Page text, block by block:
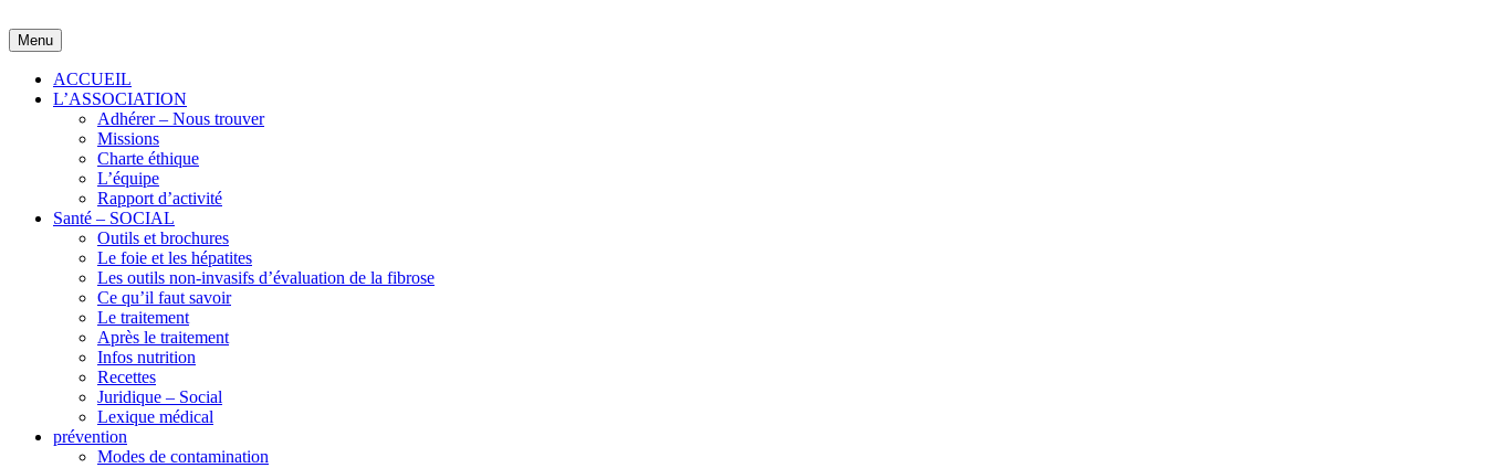
to
content
Menu
ACCUEIL
L’ASSOCIATION
Adhérer – Nous trouver
Missions
Charte éthique
L’équipe
Rapport d’activité
Santé – SOCIAL
Outils et brochures
Le foie et les hépatites
Les outils non-invasifs d’évaluation de la fibrose
Ce qu’il faut savoir
Le traitement
Après le traitement
Infos nutrition
Recettes
Juridique – Social
Lexique médical
prévention
Modes de contamination